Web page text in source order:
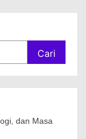
Cari
dan Masa